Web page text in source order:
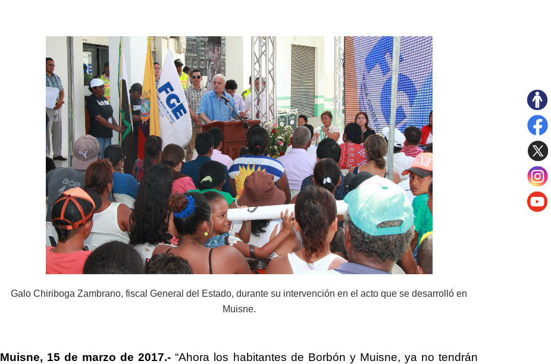
Galo Chiriboga Zambrano, fiscal General del Estado, durante su intervención en el acto que se desarrolló en
Muisne.
Muisne, 15 de marzo de 2017.- “Ahora los habitantes de Borbón y Muisne, ya no tendrán